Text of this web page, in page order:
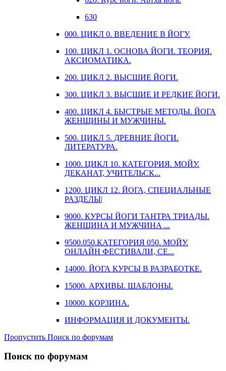
630
000. ЦИКЛ 0. ВВЕДЕНИЕ В ЙОГУ.
100. ЦИКЛ 1. ОСНОВА ЙОГИ. ТЕОРИЯ.
АКСИОМАТИКА.
200. ЦИКЛ 2. ВЫСШИЕ ЙОГИ.
300. ЦИКЛ 3. ВЫСШИЕ И РЕДКИЕ ЙОГИ.
400. ЦИКЛ 4. БЫСТРЫЕ МЕТОДЫ. ЙОГА
ЖЕНЩИНЫ И МУЖЧИНЫ.
500. ЦИКЛ 5. ДРЕВНИЕ ЙОГИ.
ЛИТЕРАТУРА.
1000. ЦИКЛ 10. КАТЕГОРИЯ. МОЙУ.
ДЕКАНАТ, УЧИТЕЛЬСК...
1200. ЦИКЛ 12. ЙОГА, СПЕЦИАЛЬНЫЕ
РАЗДЕЛЫ|
9000. КУРСЫ ЙОГИ ТАНТРА ТРИАДЫ.
ЖЕНЩИНА И МУЖЧИНА ...
9500.050.КАТЕГОРИЯ 050. МОЙУ.
ОНЛАЙН ФЕСТИВАЛИ, СЕ...
14000. ЙОГА КУРСЫ В РАЗРАБОТКЕ.
15000. АРХИВЫ. ШАБЛОНЫ.
10000. КОРЗИНА.
ИНФОРМАЦИЯ И ДОКУМЕНТЫ.
Пропустить Поиск по форумам
Поиск по форумам